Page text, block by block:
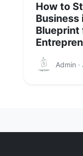
How to
Blueprint
Admin